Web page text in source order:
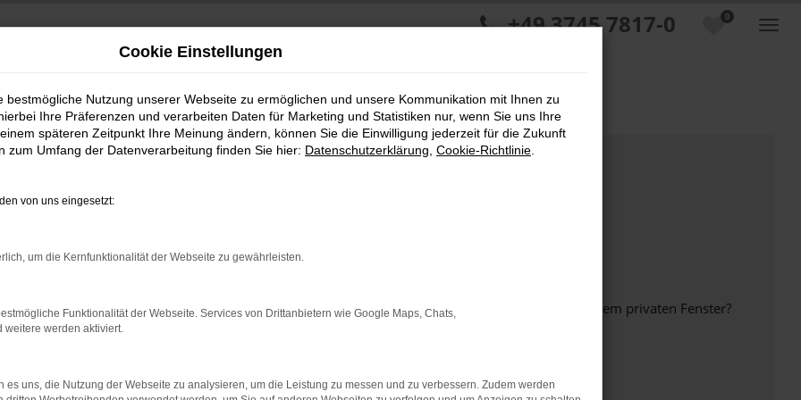
0
+49 3745 7817-0
bestimmter Seiten verhindern. Funktioniert die Seite in einem anderen Browser oder in einem privaten Fenster?
beheben.
auf dem neuesten Stand sind.
Cookie Einstellungen
bestmögliche Nutzung unserer Webseite zu ermöglichen und unsere Kommunikation mit Ihnen zu
Ihre Präferenzen und verarbeiten Daten für Marketing und Statistiken nur, wenn Sie uns Ihre
späteren Zeitpunkt Ihre Meinung ändern, können Sie die Einwilligung jederzeit für die Zukunft
zum Umfang der Datenverarbeitung finden Sie hier: Datenschutzerklärung Cookie-Richtlinie
von uns eingesetzt:
um die Kernfunktionalität der Webseite zu gewährleisten.
Funktionalität der Webseite. Services von Drittanbietern wie Google Maps, Chats,
weitere werden aktiviert.
es uns, die Nutzung der Webseite zu analysieren, um die Leistung zu messen und zu verbessern. Zudem werden